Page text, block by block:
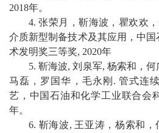
2018年。
4.张荣月，靳海波，瞿欢欢
介质新型制备技术及其应用 ， 中国
术发明奖三等奖, 2020年
5.靳海波, 刘泉军, 杨索和，何
马磊，罗国华，毛永刚 . 管式连
艺，中国石油和化学工业联合会
年。
6. 靳海波, 王亚涛，杨索和，